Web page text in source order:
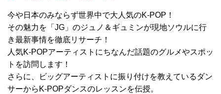
今や日本のみならず世界中で大人気のK-POP！
その魅力を「JG」のジュノ＆ギュミンが現地ソウルに行
き最新事情を徹底リサーチ！
人気K-POPアーティストにちなんだ話題のグルメやスポッ
トを訪問します！
さらに、ビッグアーティストに振り付けを教えているダン
サーからK-POPダンスのレッスンを伝授。